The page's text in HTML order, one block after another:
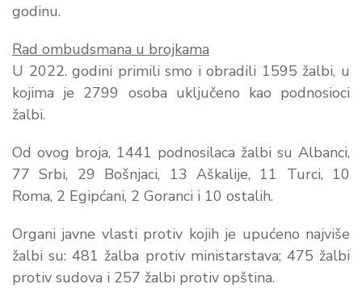
godinu.
Rad ombudsmana u brojkama
U 2022. godini primili smo i obradili 1595 žalbi, u
kojima je 2799 osoba uključeno kao podnosioci
žalbi.
Od ovog broja, 1441 podnosilaca žalbi su Albanci,
77 Srbi, 29 Bošnjaci, 13 Aškalije, 11 Turci, 10
Roma, 2 Egipćani, 2 Goranci i 10 ostalih.
Organi javne vlasti protiv kojih je upućeno najviše
žalbi su: 481 žalba protiv ministarstava; 475 žalbi
protiv sudova i 257 žalbi protiv opština.